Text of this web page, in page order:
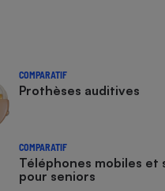
COMPARATIF
Prothèses auditives
COMPARATIF
Téléphones mobiles et
pour seniors